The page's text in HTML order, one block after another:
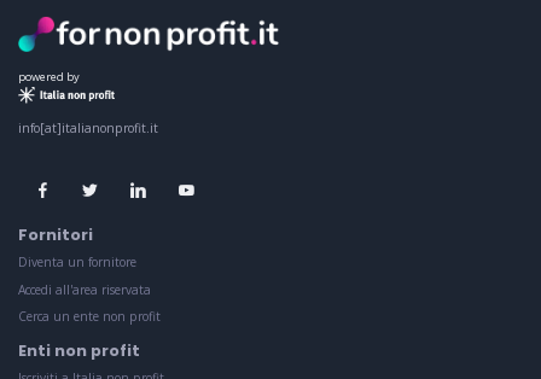
powered by
info[at]italianonprofit.it
Fornitori
Diventa un fornitore
Accedi all'area riservata
Cerca un ente non profit
Enti non profit